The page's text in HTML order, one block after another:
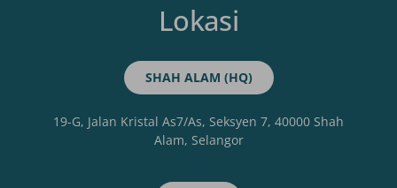
Lokasi
SHAH ALAM (HQ)
19-G, Jalan Kristal As7/As, Seksyen 7, 40000 Shah
Alam, Selangor